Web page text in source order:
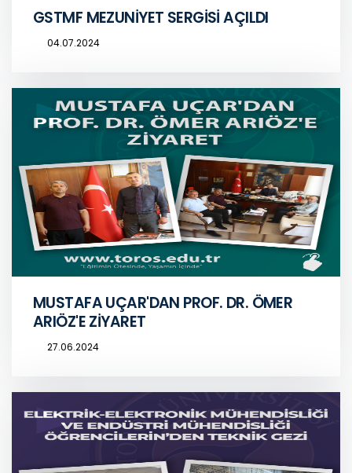
GSTMF MEZUNİYET SERGİSİ AÇILDI
04.07.2024
MUSTAFA UÇAR'DAN PROF. DR. ÖMER
ARIÖZ'E ZİYARET
27.06.2024